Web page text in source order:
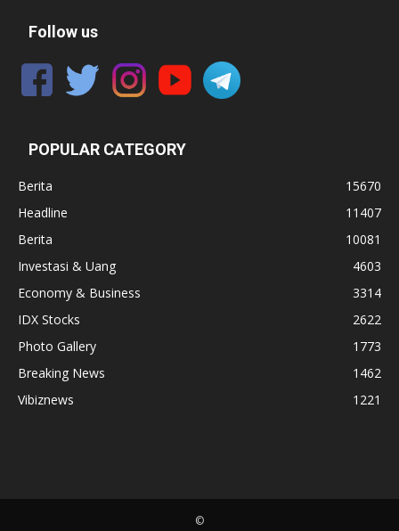
Follow us
POPULAR CATEGORY
Berita
15670
Headline
11407
Berita
10081
Investasi & Uang
4603
Economy & Business
3314
IDX Stocks
2622
Photo Gallery
1773
Breaking News
1462
Vibiznews
1221
©